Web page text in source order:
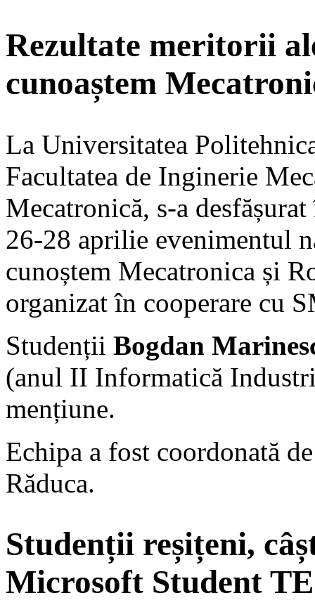
Rezultate meritorii
cunoaștem
La Universitatea
Facultatea de Inginerie
Mecatronică, s-a
26-28 aprilie evenimentul
cunoștem Mecatronica și
organizat în cooperare cu
Studenții Bogdan
(anul II Informatică
mențiune.
Echipa a fost coordonată
Răduca.
Studenții reșițeni,
Microsoft Student